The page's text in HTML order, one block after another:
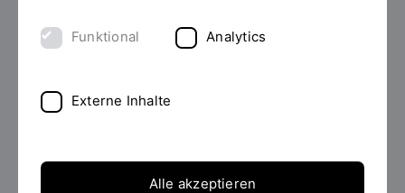
Übersicht über die Funktionsträger:innen der
Funktional Analytics
Externe Inhalte
Alle akzeptieren